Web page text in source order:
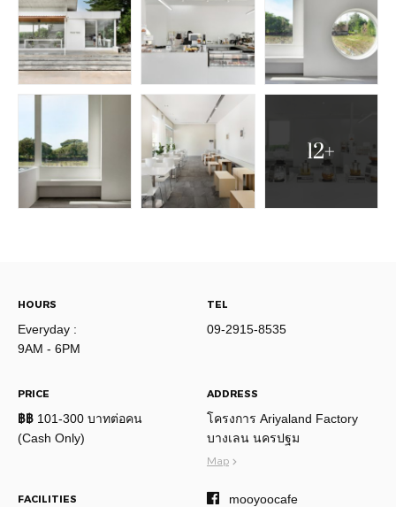
12+
HOURS
Everyday :
9AM - 6PM
TEL
09-2915-8535
PRICE
฿฿ 101-300 บาทต่อคน
(Cash Only)
ADDRESS
โครงการ Ariyaland Factory
บางเลน นครปฐม
Map
FACILITIES
mooyoocafe